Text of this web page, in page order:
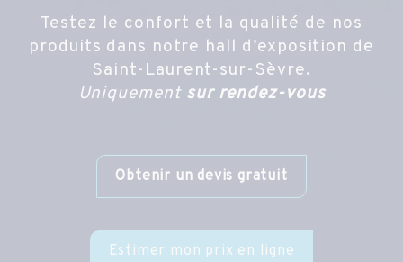
Testez le confort et la qualité de nos
produits dans notre hall d’exposition de
Saint-Laurent-sur-Sèvre.
Uniquement sur rendez-vous
Obtenir un devis gratuit
Estimer mon prix en ligne